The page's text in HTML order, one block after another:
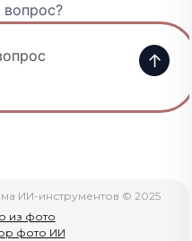
вопрос?
↑
ИИ-инструментов © 2025
из фото
фото ИИ